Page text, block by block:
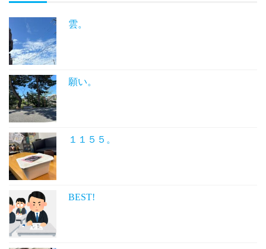
雲。
願い。
１１５５。
BEST!